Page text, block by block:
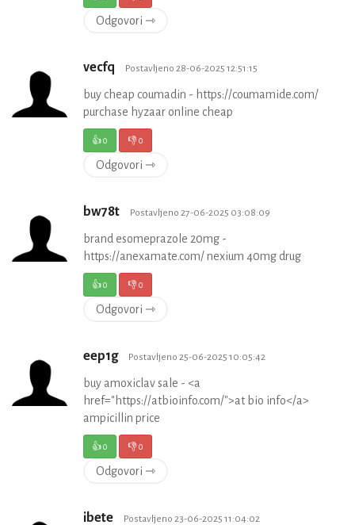
Odgovori ⇾
vecfq Postavljeno 28-06-2025 12:51:15
buy cheap coumadin - https://coumamide.com/
purchase hyzaar online cheap
👍0 👎0
Odgovori ⇾
bw78t Postavljeno 27-06-2025 03:08:09
brand esomeprazole 20mg -
https://anexamate.com/ nexium 40mg drug
👍0 👎0
Odgovori ⇾
eep1g Postavljeno 25-06-2025 10:05:42
buy amoxiclav sale - <a
href="https://atbioinfo.com/">at bio info</a>
ampicillin price
👍0 👎0
Odgovori ⇾
ibete Postavljeno 23-06-2025 11:04:02